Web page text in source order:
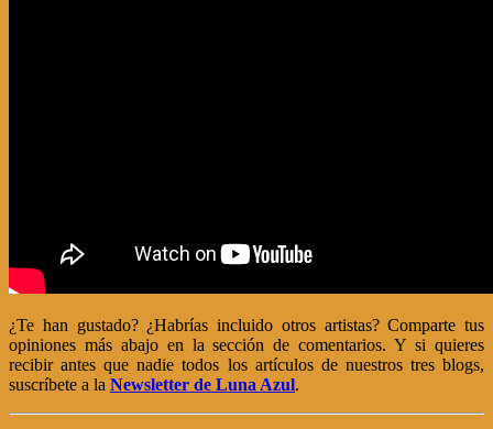
¿Te han gustado? ¿Habrías incluido otros artistas? Comparte tus
opiniones más abajo en la sección de comentarios. Y si quieres
recibir antes que nadie todos los artículos de nuestros tres blogs,
suscríbete a la Newsletter de Luna Azul.